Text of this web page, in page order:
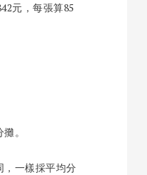
元，每張算85
。
一樣採平均分